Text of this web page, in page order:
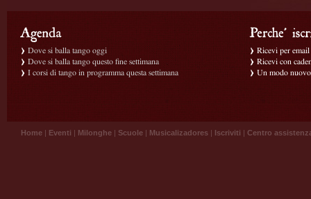
Dove si balla tango oggi
Dove si balla tango questo fine settimana
I corsi di tango in programma questa settimana
Ricevi per
Ricevi con
Un modo
Home | Eventi | Milonghe | Scuole | Musicalizadores | Iscriviti | Centro